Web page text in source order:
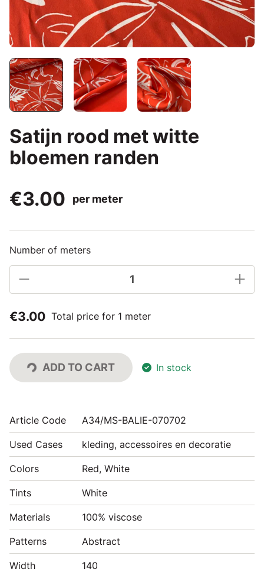
Satijn rood met witte
bloemen randen
€3.00
per meter
Number of meters
€3.00 Total price for 1 meter
ADD TO CART In stock
Article Code A34/MS-BALIE-070702
Used Cases kleding, accessoires en decoratie
Colors Red, White
Tints White
Materials 100% viscose
Patterns Abstract
Width 140